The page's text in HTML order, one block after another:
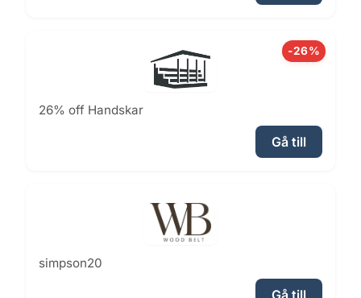
-26%
26% off Handskar
Gå till
simpson20